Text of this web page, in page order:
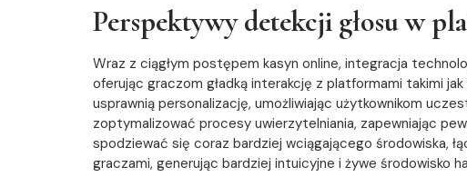
Perspektywy detekcji głosu w
Wraz z ciągłym postępem kasyn online, integracja
oferując graczom gładką interakcję z platformami takimi
usprawnią personalizację, umożliwiając użytkownikom
zoptymalizować procesy uwierzytelniania, zapewniając
spodziewać się coraz bardziej wciągającego środowiska,
graczami, generując bardziej intuicyjne i żywe środowisko